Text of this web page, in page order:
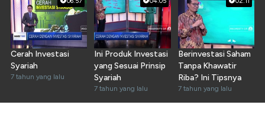
Cerah Investasi
Syariah
7 tahun yang lalu
Ini Produk Investasi
yang Sesuai Prinsip
Syariah
7 tahun yang lalu
Berinvestasi Saham
Tanpa Khawatir
Riba? Ini Tipsnya
7 tahun yang lalu